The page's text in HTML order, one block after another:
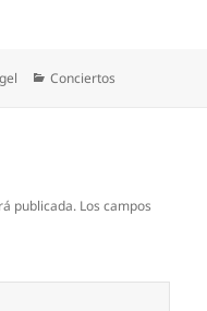
Categorías
Conciertos
publicada. Los campos